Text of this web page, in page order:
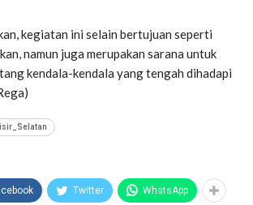
kegiatan ini selain bertujuan seperti
namun juga merupakan sarana untuk
kendala-kendala yang tengah dihadapi
Twitter WhatsApp